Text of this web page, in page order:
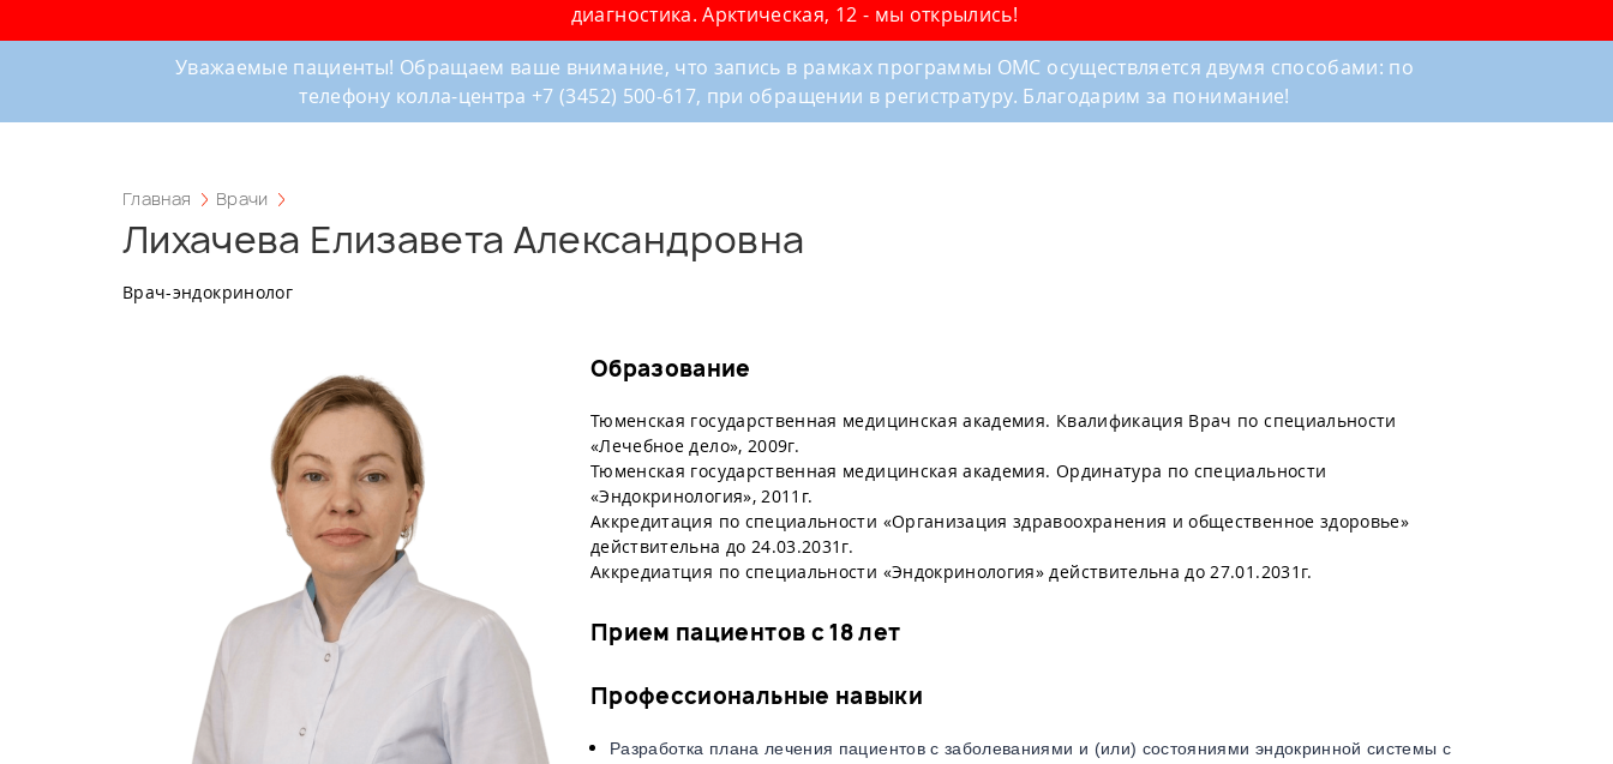
диагностика. Арктическая, 12 - мы открылись!
Уважаемые пациенты! Обращаем ваше внимание, что запись в рамках программы ОМС осуществляется двумя способами: по
телефону колла-центра +7 (3452) 500-617, при обращении в регистратуру. Благодарим за понимание!
Главная Врачи
Лихачева Елизавета Александровна
Врач-эндокринолог
Образование
Тюменская государственная медицинская академия. Квалификация Врач по специальности
«Лечебное дело», 2009г.
Тюменская государственная медицинская академия. Ординатура по специальности
«Эндокринология», 2011г.
Аккредитация по специальности «Организация здравоохранения и общественное здоровье»
действительна до 24.03.2031г.
Аккредиатция по специальности «Эндокринология» действительна до 27.01.2031г.
Прием пациентов с 18 лет
Профессиональные навыки
Разработка плана лечения пациентов с заболеваниями и (или) состояниями эндокринной системы с